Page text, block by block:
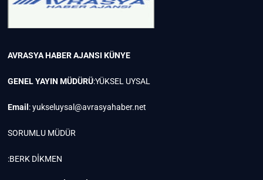
AVRASYA HABER AJANSIKÜNYE
GENEL YAYIN MÜDÜRÜ:YÜKSEL UYSAL
Email :yukseluysal@avrasyahaber.net
SORUMLU MÜDÜR
:BERK DİKMEN